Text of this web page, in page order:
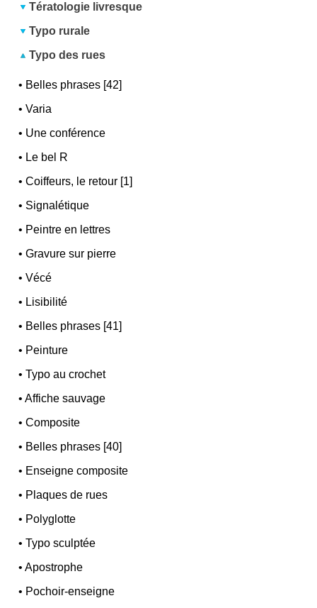
Tératologie livresque
Typo rurale
Typo des rues
• Belles phrases [42]
•Varia
• Une conférence
• Le bel R
•Coiffeurs, le retour [1]
• Signalétique
• Peintre en lettres
•Gravure sur pierre
•Vécé
• Lisibilité
• Belles phrases [41]
• Peinture
•Typo au crochet
•Affiche sauvage
•Composite
• Belles phrases [40]
• Enseigne composite
• Plaques de rues
• Polyglotte
•Typo sculptée
•Apostrophe
• Pochoir-enseigne